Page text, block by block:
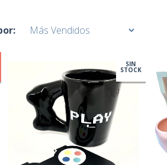
SIN
STOCK